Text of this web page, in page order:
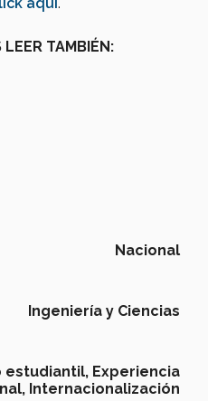
LEER TAMBIÉN:
Nacional
Ingeniería y Ciencias
estudiantil, Experiencia
Internacionalización